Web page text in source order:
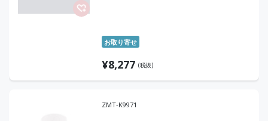
お取り寄せ
¥8,277 (税抜)
ZMT-K9971